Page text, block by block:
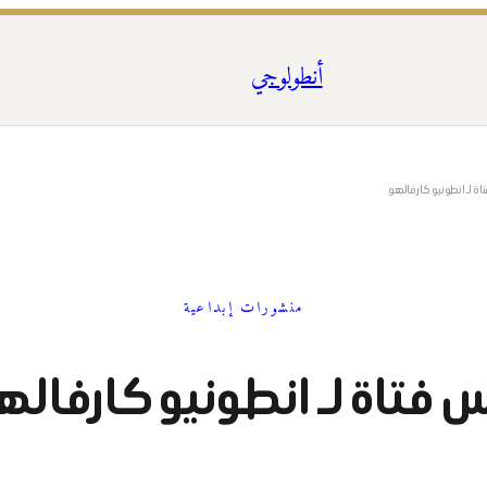
أنطولوجي
لـ انطونيو كارفالهو
منشورات إبداعية
فتاة لـ انطونيو